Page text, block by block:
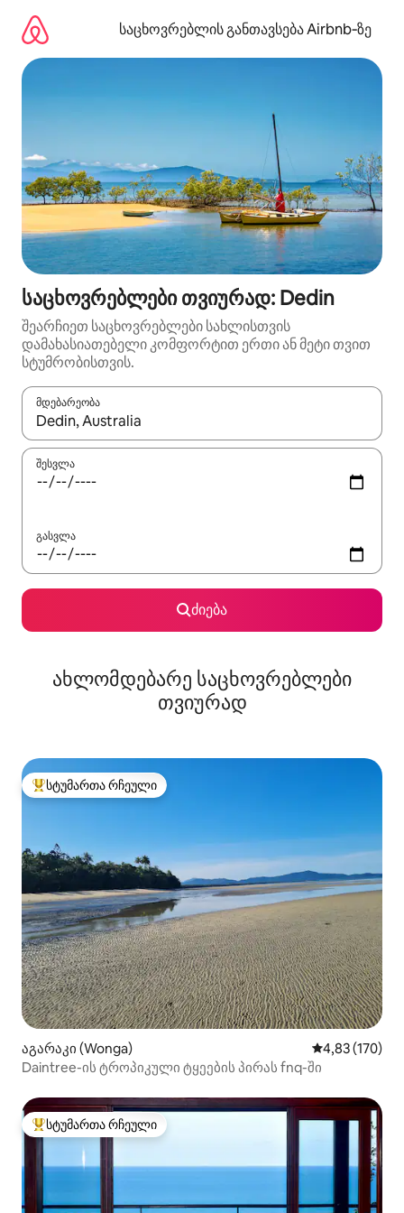
გადასვლა
საცხოვრებლის განთავსება Airbnb‑ზე
საცხოვრებლები თვიურად: Dedin
შეარჩიეთ საცხოვრებლები სახლისთვის
დამახასიათებელი კომფორტით ერთი ან მეტი თვით
სტუმრობისთვის.
მდებარეობა
როცა შედეგები ხელმისაწვდომი გახდება, ნავიგაციისთვის
შესვლა
გასვლა
ძიება
ახლომდებარე საცხოვრებლები
თვიურად
სტუმართა რჩეული მოწინავე ვარიანტი
სტუმართა რჩეული
აგარაკი (Wonga) საშუალო
4,83 (170)
Daintree-ის ტროპიკული ტყეების პირას fnq-ში
სტუმართა რჩეული მოწინავე ვარიანტი
სტუმართა რჩეული